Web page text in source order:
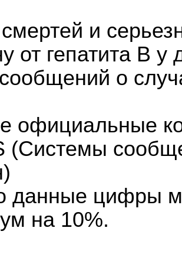
и
от гепатита В
о
официальные
(Системы
данные цифры
на 10%.